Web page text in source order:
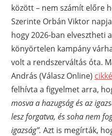
között – nem számít előre
Szerinte Orbán Viktor
hogy 2026-ban elvesztheti
könyörtelen kampány
volt a rendszerváltás óta.
András (Válasz Online)
felhívta a figyelmet arra,
mosva a hazugság és az
lesz forgatva, és soha nem
igazság”. Azt is megírták,